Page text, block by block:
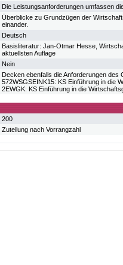
Die Leistungsanforderungen umfassen
Überblicke zu Grundzügen der
einander.
Deutsch
Basisliteratur: Jan-Otmar Hesse,
aktuellsten Auflage
Nein
Decken ebenfalls die Anforderungen des
572WSGSEINK15: KS Einführung in die
2EWGK: KS Einführung in die
200
Zuteilung nach Vorrangzahl